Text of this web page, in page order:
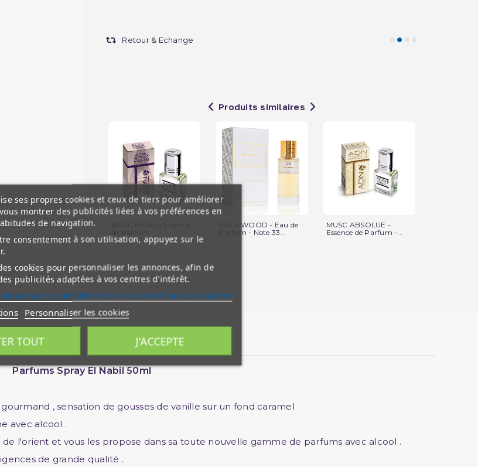
Retour & Echange
Produits similaires
IRIS & WOOD - Eau de
Parfum - Note 33...
MUSC ABSOLUE -
Essence de Parfum -...
Parfums Spray El Nabil 50ml
, sensation de gousses de vanille sur un fond caramel
avec alcool .
l'orient et vous les propose dans sa toute nouvelle gamme de parfums avec alcool .
de grande qualité .
ses propres cookies et ceux de tiers pour améliorer
montrer des publicités liées à vos préférences en
de navigation.
consentement à son utilisation, appuyez sur le
cookies pour personnaliser les annonces, afin de
publicités adaptées à vos centres d'intérêt.
la confidentialité et les conditions d'utilisation
Personnaliser les cookies
TOUT J'ACCEPTE